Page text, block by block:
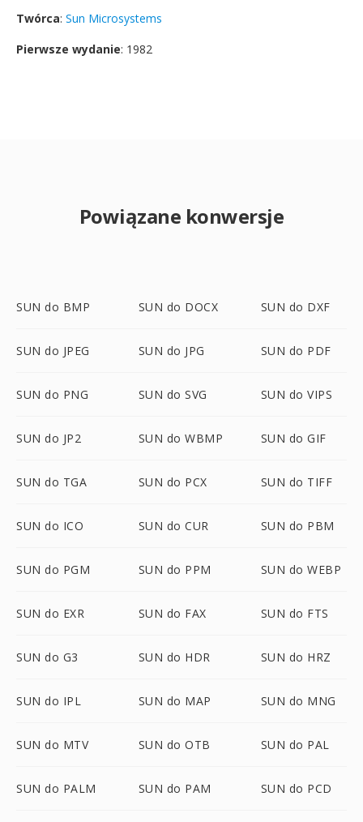
Twórca: Sun Microsystems
Pierwsze wydanie: 1982
Powiązane konwersje
SUN do BMP SUN do DOCX SUN do DXF
SUN do JPEG SUN do JPG SUN do PDF
SUN do PNG SUN do SVG SUN do VIPS
SUN do JP2 SUN do WBMP SUN do GIF
SUN do TGA SUN do PCX SUN do TIFF
SUN do ICO SUN do CUR SUN do PBM
SUN do PGM SUN do PPM SUN do WEBP
SUN do EXR SUN do FAX SUN do FTS
SUN do G3 SUN do HDR SUN do HRZ
SUN do IPL SUN do MAP SUN do MNG
SUN do MTV SUN do OTB SUN do PAL
SUN do PALM SUN do PAM SUN do PCD